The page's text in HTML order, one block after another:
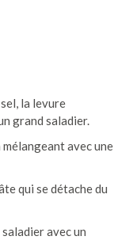
la levure
grand saladier.
avec une
qui se détache du
avec un